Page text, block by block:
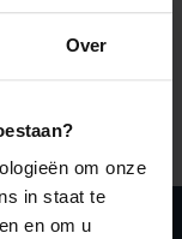
Over
om onze
in staat te
en om u